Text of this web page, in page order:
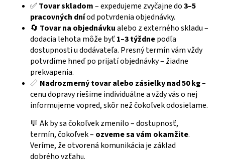
✅ Tovar skladom– expedujeme zvyčajne do3–5
pracovných dníod potvrdenia objednávky.
🔄 Tovar na objednávkualebo z externého skladu –
dodacia lehota môže byť1–3 týždnepodľa
dostupnosti u dodávateľa. Presný termín vám vždy
potvrdíme hneď po prijatí objednávky – žiadne
prekvapenia.
📏 Nadrozmerný tovar alebo zásielky nad 50 kg–
cenu dopravy riešime individuálne a vždy vás o nej
informujeme vopred, skôr než čokoľvek odosielame.
💬 Ak by sa čokoľvek zmenilo – dostupnosť,
termín, čokoľvek – ozveme sa vám okamžite.
Veríme, že otvorená komunikácia je základ
dobrého vzťahu.